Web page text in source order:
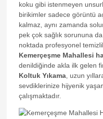
satın al
satın al
panel
panel
panel
panel
koku gibi istenmeyen
birikimler sadece görüntü
kalmaz, aynı zamanda
pek çok sağlık sorununa
noktada profesyonel
Kemerçeşme Mahallesi
denildiğinde akla ilk gelen
Koltuk Yıkama , uzun
sevdiklerinize hijyenik
çalışmaktadır.